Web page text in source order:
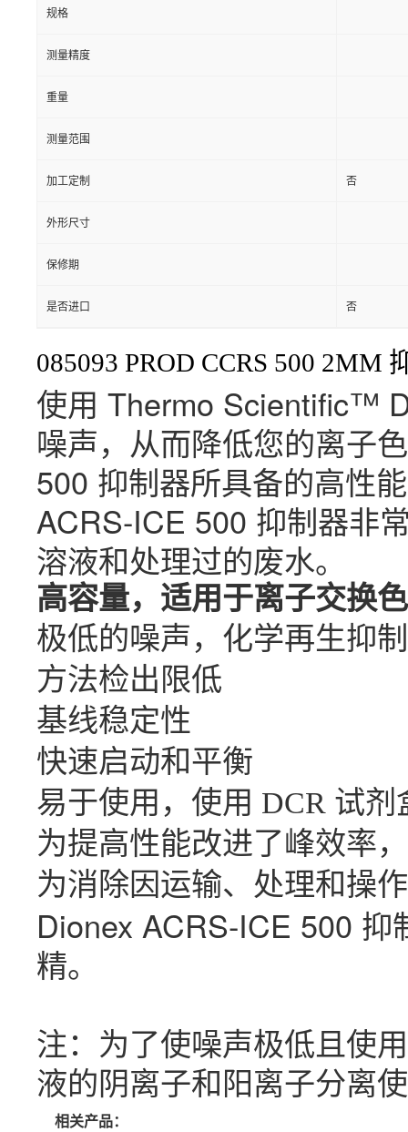
规格
测量精度
重量
测量范围
加工定制 否
外形尺寸
保修期
是否进口 否
085093 PROD CCRS 500 2MM
使用 Thermo Scientific™
噪声，从而降低您的离子
500 抑制器所具备的高性
ACRS-ICE 500 抑制器非
溶液和处理过的废水。
高容量，适用于离子交换
极低的噪声，化学再生抑
方法检出限低
基线稳定性
快速启动和平衡
易于使用，使用 DCR 试
为提高性能改进了峰效率
为消除因运输、处理和操
Dionex ACRS-ICE 500
精。
注：为了使噪声极低且使
液的阴离子和阳离子分离
相关产品：